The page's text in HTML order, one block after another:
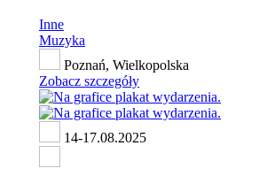
Inne
Muzyka
Poznań, Wielkopolska
Zobacz szczegóły
14-17.08.2025